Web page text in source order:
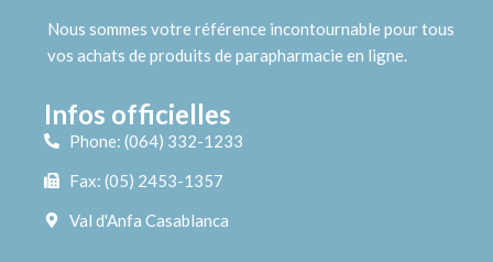
Nous sommes votre référence incontournable pour tous
vos achats de produits de parapharmacie en ligne.
Infos officielles
Phone: (064) 332-1233
Fax: (05) 2453-1357
Val d'Anfa Casablanca